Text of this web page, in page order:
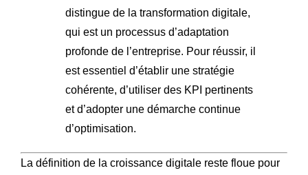
distingue de la transformation digitale,
qui est un processus d’adaptation
profonde de l’entreprise. Pour réussir, il
est essentiel d’établir une stratégie
cohérente, d’utiliser des KPI pertinents
et d’adopter une démarche continue
d’optimisation.
La définition de la croissance digitale reste floue pour